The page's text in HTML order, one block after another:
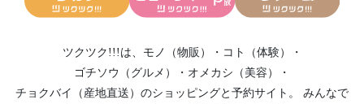
ツクツク!!!は、 モノ（物販） ・ コト（体験）
・
ゴチソウ（グルメ）
・ オメカシ（美容）
・
チョクバイ（産地直送） のショッピングと予約サイト。
みんなで